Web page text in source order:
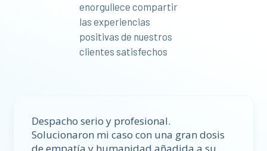
enorgullece compartir
las experiencias
positivas de nuestros
clientes satisfechos
Despacho serio y profesional.
Solucionaron mi caso con una gran dosis